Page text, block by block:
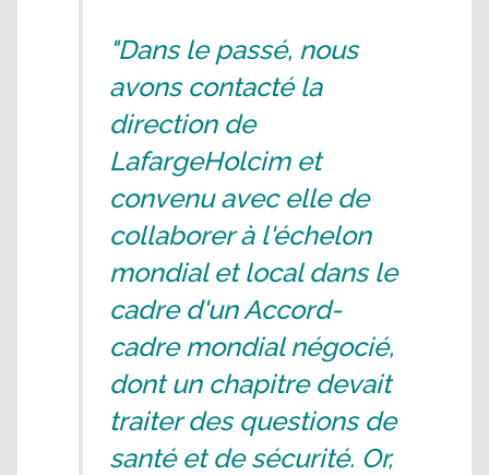
"Dans le passé, nous
avons contacté la
direction de
LafargeHolcim et
convenu avec elle de
collaborer à l'échelon
mondial et local dans le
cadre d'un Accord-
cadre mondial négocié,
dont un chapitre devait
traiter des questions de
santé et de sécurité. Or,